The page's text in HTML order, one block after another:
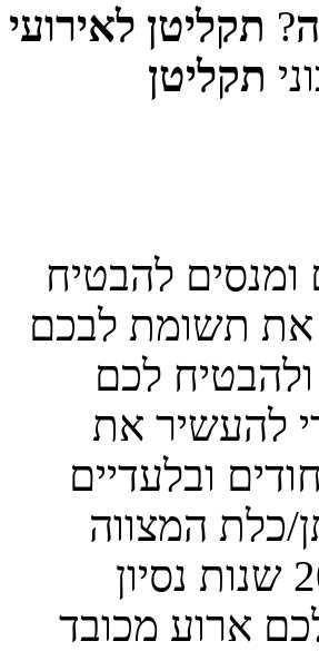
? תקליטן לאירועי
תקליטן
ומנסים להבטיח
את תשומת לבכם
לכם
להעשיר את
ובלעדיים
כלת המצווה
להפוך לכוכבים לערב אחד בלתי נשכח. לאחר 20 שנות נסיון
ארוע מכובד